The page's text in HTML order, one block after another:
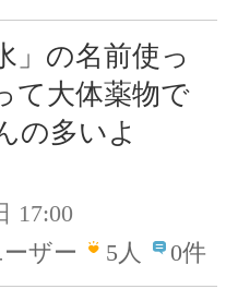
」の名前使っ
て大体薬物で
の多いよ
17:00
ザー
5人 0件